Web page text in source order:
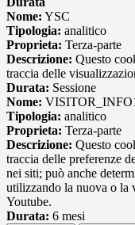
Nome: YSC
Tipologia: analitico
Proprieta: Terza-parte
Descrizione: Questo
traccia delle
Durata: Sessione
Nome:
Tipologia: analitico
Proprieta: Terza-parte
Descrizione: Questo
traccia delle preferenze
nei siti; può anche
utilizzando la nuova o la
Youtube.
Durata: 6 mesi